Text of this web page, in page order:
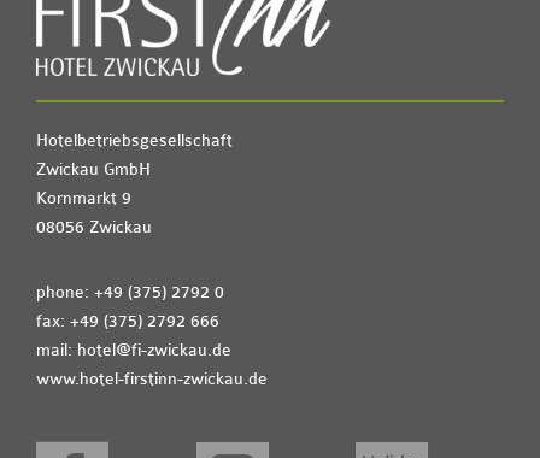
Hotelbetriebsgesellschaft
Zwickau GmbH
Kornmarkt 9
08056 Zwickau
phone: +49 (375) 2792 0
fax: +49 (375) 2792 666
mail: hotel@fi-zwickau.de
www.hotel-firstinn-zwickau.de